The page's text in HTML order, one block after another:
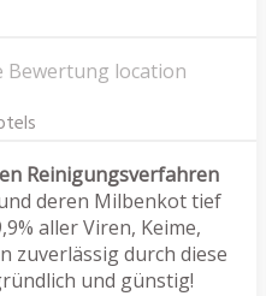
Bewertung location
Reinigungsverfahren
deren Milbenkot tief
aller Viren, Keime,
zuverlässig durch diese
und günstig!